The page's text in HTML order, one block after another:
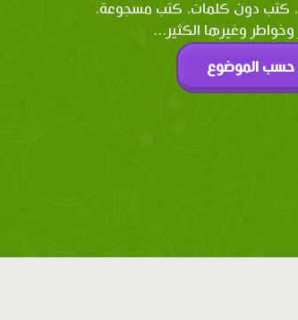
كتب دون كلمات، كتب مسجوعة،
وغيرها الكثير...
الموضوع